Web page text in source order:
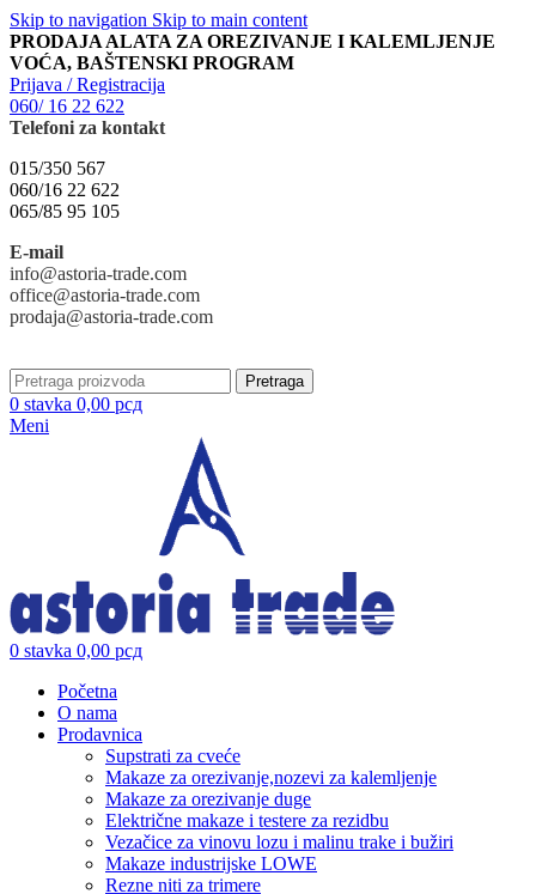
Skip to navigation Skip to main content
PRODAJA ALATA ZA OREZIVANJE I KALEMLJENJE
VOĆA, BAŠTENSKI PROGRAM
Prijava / Registracija
060/ 16 22 622
Telefoni za kontakt
015/350 567
060/16 22 622
065/85 95 105
E-mail
info@astoria-trade.com
office@astoria-trade.com
prodaja@astoria-trade.com
Pretraga
0 stavka 0,00 рсд
Meni
0 stavka 0,00 рсд
Početna
O nama
Prodavnica
Supstrati za cveće
Makaze za orezivanje,nozevi za kalemljenje
Makaze za orezivanje duge
Električne makaze i testere za rezidbu
Vezačice za vinovu lozu i malinu trake i bužiri
Makaze industrijske LOWE
Rezne niti za trimere